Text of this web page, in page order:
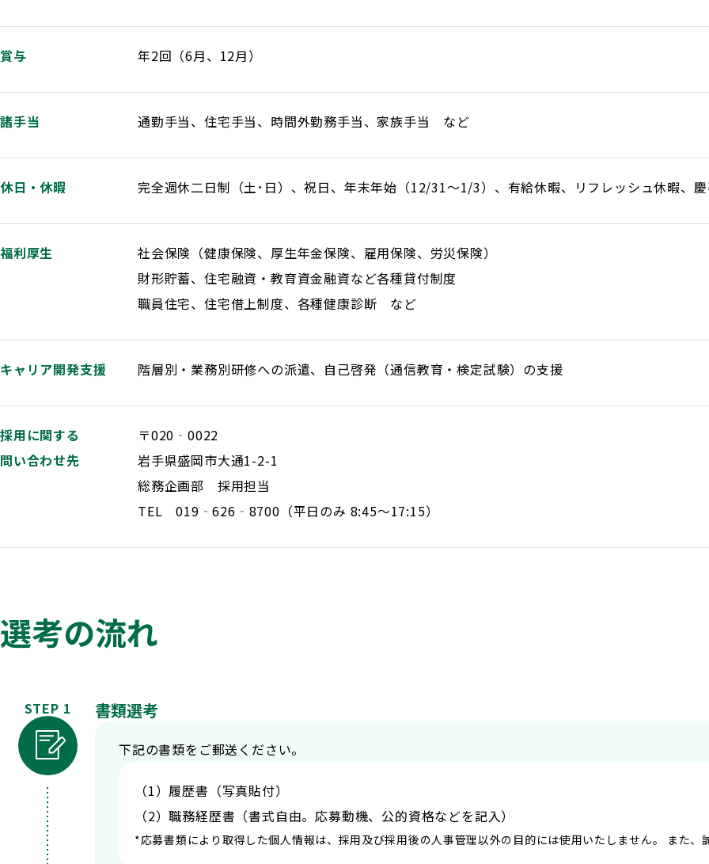
賞与 年2回（6月、12月）
諸手当 通勤手当、住宅手当、時間外勤務手当、家族手当 など
休日・休暇 完全週休二日制（土･日）、祝日、年末年始（12/31～1/3）、有給休暇、リフレッシュ休暇、
福利厚生
社会保険（健康保険、厚生年金保険、雇用保険、労災保険）
財形貯蓄、住宅融資・教育資金融資など各種貸付制度
職員住宅、住宅借上制度、各種健康診断 など
キャリア開発支援 階層別・業務別研修への派遣、自己啓発（通信教育・検定試験）の支援
採用に関する
問い合わせ先
〒020‐0022
岩手県盛岡市大通1-2-1
総務企画部 採用担当
TEL 019‐626‐8700（平日のみ 8:45～17:15）
選考の流れ
STEP 1 書類選考
下記の書類をご郵送ください。
（1）履歴書（写真貼付）
（2）職務経歴書（書式自由。応募動機、公的資格などを記入）
応募書類により取得した個人情報は、採用及び採用後の人事管理以外の目的には使用いたしません。 また